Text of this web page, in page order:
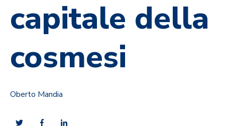
capitale della
cosmesi
Oberto Mandia